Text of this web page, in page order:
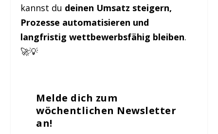
kannst du deinen Umsatz steigern,
Prozesse automatisieren und
langfristig wettbewerbsfähig bleiben.
🚀💡
Melde dich zum
wöchentlichen Newsletter
an!